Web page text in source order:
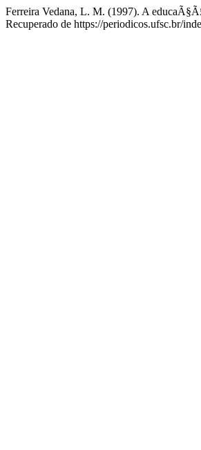
Ferreira Vedana, L. M. (1997). A
Recuperado de https://periodicos.ufsc.br/